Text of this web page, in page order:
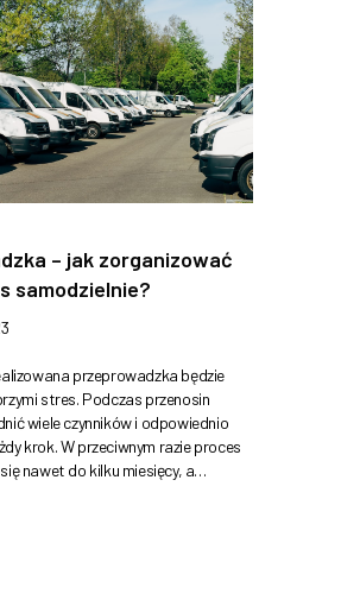
– jak zorganizować
samodzielnie?
przeprowadzka będzie
stres. Podczas przenosin
wiele czynników i odpowiednio
krok. W przeciwnym razie proces
nawet do kilku miesięcy, a…